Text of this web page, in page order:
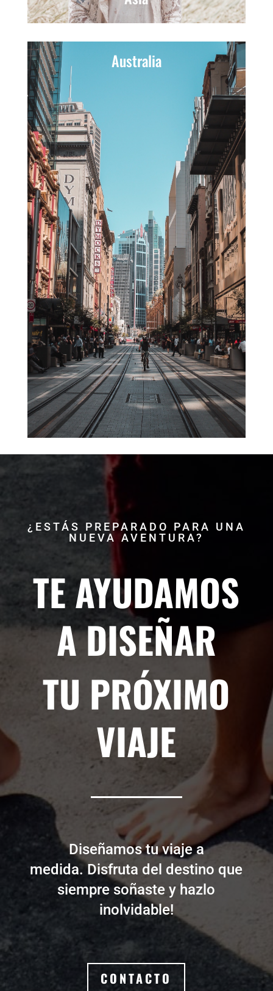
Australia
¿ESTÁS PREPARADO PARA UNA
NUEVA AVENTURA?
TE AYUDAMOS
A DISEÑAR
TU PRÓXIMO
VIAJE
Diseñamos tu viaje a
medida.Disfruta del destino que
siempre soñaste y hazlo
inolvidable!
CONTACTO